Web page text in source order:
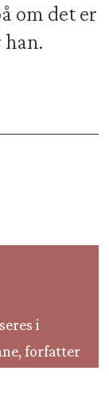
om det er
han.
i
forfatter